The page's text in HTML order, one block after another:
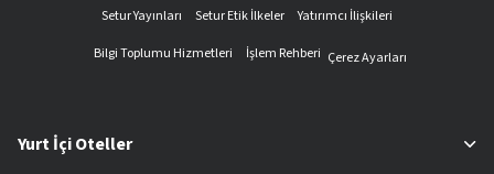
Setur Yayınları
Setur Etik İlkeler
Yatırımcı İlişkileri
Bilgi Toplumu Hizmetleri
İşlem Rehberi Çerez Ayarları
Yurt İçi Oteller